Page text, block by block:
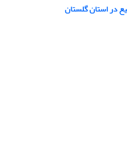
در استان گلستان